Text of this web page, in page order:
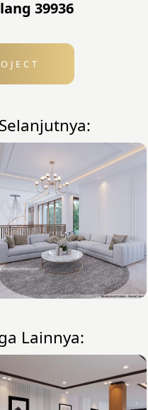
39936
Selanjutnya:
Lainnya: